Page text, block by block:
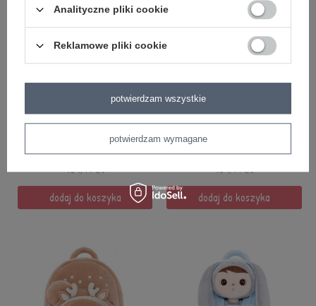
Plecak Metoo Różowa Królisia z
Kokardką bez imienia 2w1
104,99 zł
109,99 zł
dodaj do koszyka
Plecak Metoo Misia bez imienia
2w1
104,99 zł
109,99 zł
dodaj do koszyka
Analityczne pliki cookie
Reklamowe pliki cookie
potwierdzam wymagane
potwierdzam wszystkie